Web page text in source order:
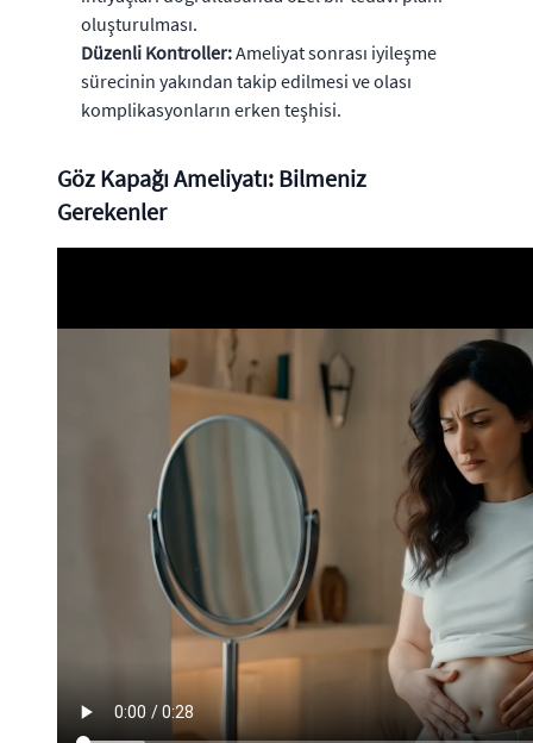
oluşturulması.
Düzenli Kontroller:Ameliyat sonrası iyileşme
sürecinin yakından takip edilmesi ve olası
komplikasyonların erken teşhisi.
Göz Kapağı Ameliyatı: Bilmeniz
Gerekenler